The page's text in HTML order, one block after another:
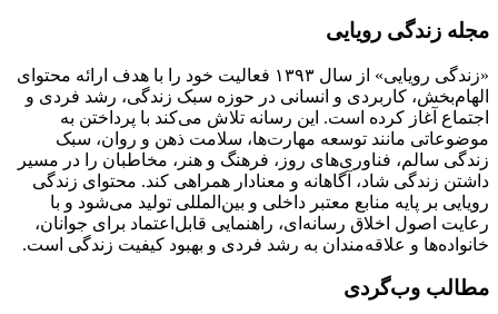
مجله زندگی رویایی
«زندگی رویایی» از سال ۱۳۹۳ فعالیت خود را با هدف ارائه محتوای
الهام‌بخش، کاربردی و انسانی در حوزه سبک زندگی، رشد فردی و
اجتماع آغاز کرده است. این رسانه تلاش می‌کند با پرداختن به
موضوعاتی مانند توسعه مهارت‌ها، سلامت ذهن و روان، سبک
زندگی سالم، فناوری‌های روز، فرهنگ و هنر، مخاطبان را در مسیر
داشتن زندگی شاد، آگاهانه و معنادار همراهی کند. محتوای زندگی
رویایی بر پایه منابع معتبر داخلی و بین‌المللی تولید می‌شود و با
رعایت اصول اخلاق رسانه‌ای، راهنمایی قابل‌اعتماد برای جوانان،
خانواده‌ها و علاقه‌مندان به رشد فردی و بهبود کیفیت زندگی است.
مطالب وب‌گردی